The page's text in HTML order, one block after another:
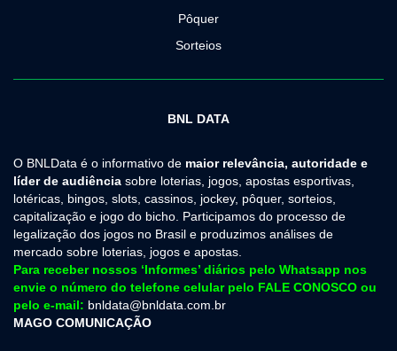
Pôquer
Sorteios
BNL DATA
O BNLData é o informativo de maior relevância, autoridade e
líder de audiência sobre loterias, jogos, apostas esportivas,
lotéricas, bingos, slots, cassinos, jockey, pôquer, sorteios,
capitalização e jogo do bicho. Participamos do processo de
legalização dos jogos no Brasil e produzimos análises de
mercado sobre loterias, jogos e apostas.
Para receber nossos ‘Informes’ diários pelo Whatsapp nos
envie o número do telefone celular pelo FALE CONOSCO ou
pelo e-mail: bnldata@bnldata.com.br
MAGO COMUNICAÇÃO